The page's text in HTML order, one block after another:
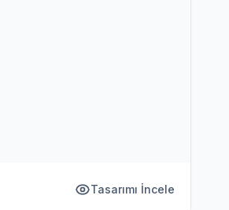
Tasarımı İncele